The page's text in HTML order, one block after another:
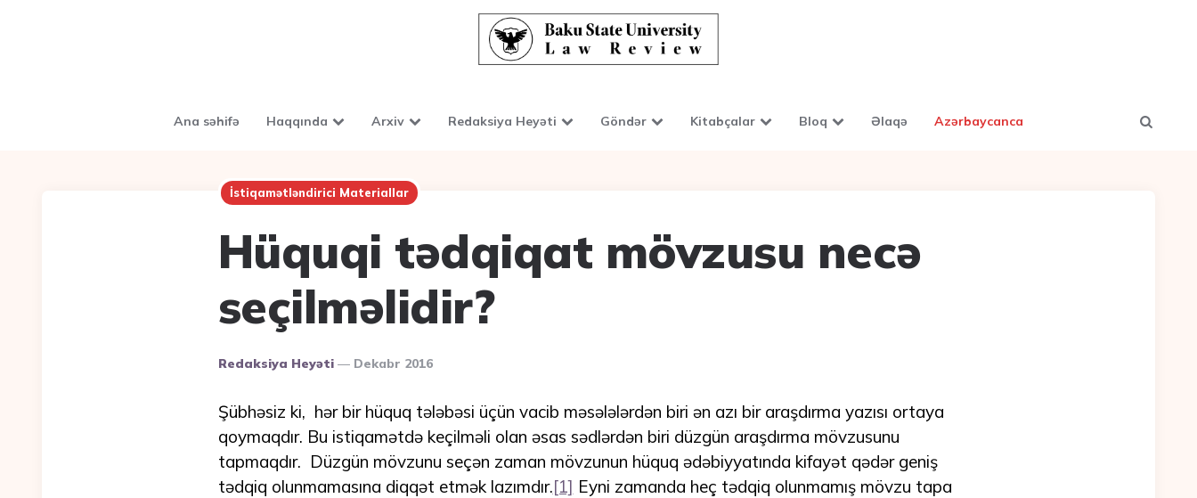
Ana səhifə Haqqında Arxiv Redaksiya Heyəti Göndər Kitabçalar Bloq Əlaqə Azərbaycanca
İstiqamətləndirici Materiallar
Hüquqi tədqiqat mövzusu necə
seçilməlidir?
Posted
Redaksiya Heyəti Dekabr 2016
Şübhəsiz ki, hər bir hüquq tələbəsi üçün vacib məsələlərdən biri ən azı bir araşdırma yazısı ortaya
qoymaqdır. Bu istiqamətdə keçilməli olan əsas sədlərdən biri düzgün araşdırma mövzusunu
tapmaqdır. Düzgün mövzunu seçən zaman mövzunun hüquq ədəbiyyatında kifayət qədər geniş
tədqiq olunmamasına diqqət etmək lazımdır.[1] Eyni zamanda heç tədqiq olunmamış mövzu tapa